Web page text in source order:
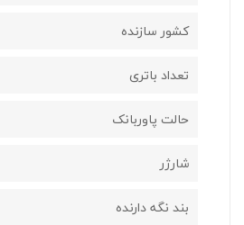
کشور سازنده
تعداد باتری
حالت پاوربانک
شارژر
بند نگه دارنده